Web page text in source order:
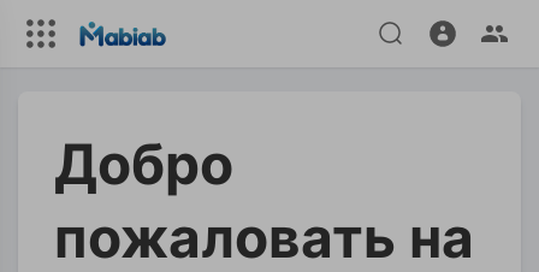
Добро
пожаловать на